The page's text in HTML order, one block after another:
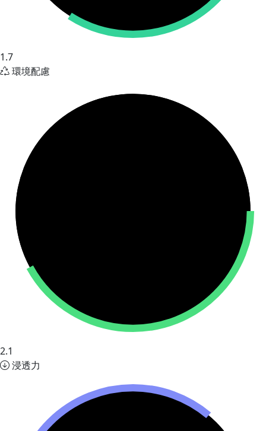
1.7
環境配慮
2.1
浸透力